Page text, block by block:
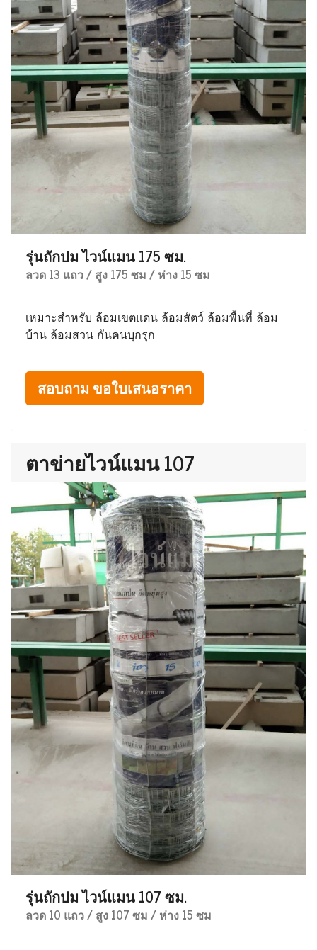
รุ่นถักปม ไวน์แมน 175 ซม.
ลวด 13 แถว / สูง 175 ซม / ห่าง 15 ซม
เหมาะสำหรับ ล้อมเขตแดน ล้อมสัตว์ ล้อมพื้นที่ ล้อม
บ้าน ล้อมสวน กันคนบุกรุก
สอบถาม ขอใบเสนอราคา
ตาข่ายไวน์แมน 107
รุ่นถักปม ไวน์แมน 107 ซม.
ลวด 10 แถว / สูง 107 ซม / ห่าง 15 ซม